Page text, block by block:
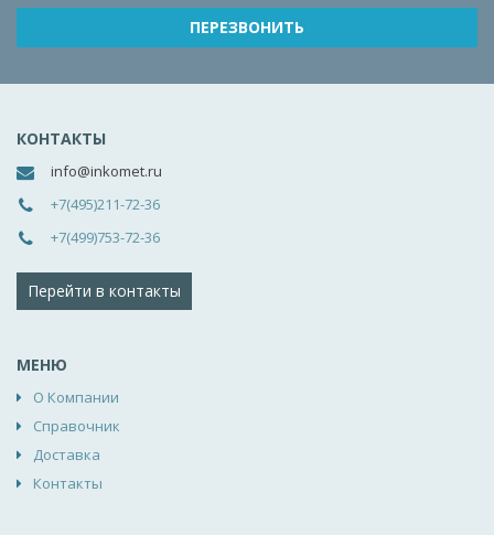
КОНТАКТЫ
info@inkomet.ru
+7(495)211-72-36
+7(499)753-72-36
Перейти в контакты
МЕНЮ
О Компании
Справочник
Доставка
Контакты